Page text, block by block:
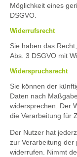
Möglichkeit eines
DSGVO.
Widerrufsrecht
Sie haben das
Abs. 3 DSGVO mit
Widerspruchsrecht
Sie können der
Daten nach
widersprechen. Der
die Verarbeitung für
Der Nutzer hat
zur Verarbeitung der
widerrufen. Nimmt